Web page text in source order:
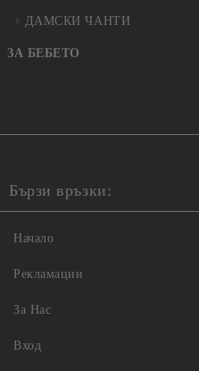
ДАМСКИ ЧАНТИ
ЗА БЕБЕТО
Бързи връзки:
Начало
Рекламации
За Нас
Вход